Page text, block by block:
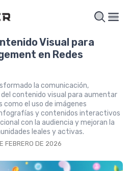
Visual para
en Redes
la comunicación,
contenido visual para aumentar
el uso de imágenes
y contenidos interactivos
con la audiencia y mejoran la
leales y activas.
FEBRERO DE 2026